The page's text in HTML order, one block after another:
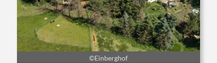
©Einberghof